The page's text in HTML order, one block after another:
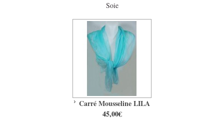
Soie
Carré Mousseline LILA
45,00€